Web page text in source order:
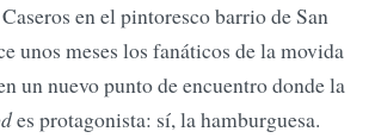
en el pintoresco barrio de San
unos meses los fanáticos de la movida
un nuevo punto de encuentro donde la
es protagonista: sí, la hamburguesa.